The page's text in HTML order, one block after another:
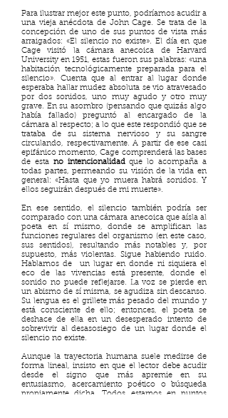
Para ilustrar mejor este punto, podríamos acudir a
una vieja anécdota de John Cage. Se trata de la
concepción de uno de sus puntos de vista más
arraigados: «El silencio no existe». El día en que
Cage visitó la cámara anecoica de Harvard
University en 1951, estas fueron sus palabras: «una
habitación tecnológicamente preparada para el
silencio». Cuenta que al entrar al lugar donde
esperaba hallar mudez absoluta se vio atravesado
por dos sonidos, uno muy agudo y otro muy
grave. En su asombro (pensando que quizás algo
había fallado) preguntó al encargado de la
cámara al respecto; a lo que este respondió que se
trataba de su sistema nervioso y su sangre
circulando, respectivamente. A partir de ese casi
epifánico momento, Cage comprenderá las bases
de esta no intencionalidadque lo acompaña a
todas partes, permeando su visión de la vida en
general: «Hasta que yo muera habrá sonidos. Y
ellos seguirán después de mi muerte».
En ese sentido, el silencio también podría ser
comparado con una cámara anecoica que aísla al
poeta en sí mismo, donde se amplifican las
funciones regulares del organismo (en este caso,
sus sentidos), resultando más notables y, por
supuesto, más violentas. Sigue habiendo ruido.
Hablamos de un lugar en donde ni siquiera el
eco de las vivencias está presente, donde el
sonido no puede reflejarse. La voz se pierde en
un abismo de sí misma, se agudiza sin descanso.
Su lengua es el grillete más pesado del mundo y
está consciente de ello; entonces, el poeta se
deshace de ella en un desesperado intento de
sobrevivir al desasosiego de un lugar donde el
silencio no existe.
Aunque la trayectoria humana suele medirse de
forma lineal, insisto en que el lector debe acudir
desde el signo que más apremie en su
entusiasmo, acercamiento poético o búsqueda
propiamente dicha. Todos estamos en puntos